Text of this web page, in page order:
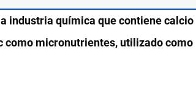
industria química que contiene calcio
como micronutrientes, utilizado como